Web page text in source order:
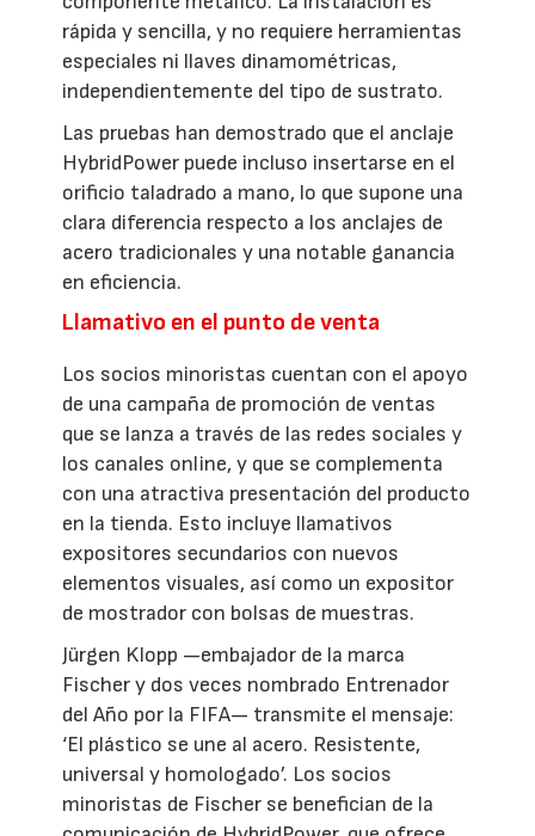
rápida y sencilla, y no requiere herramientas
especiales ni llaves dinamométricas,
independientemente del tipo de sustrato.
Las pruebas han demostrado que el anclaje
HybridPower puede incluso insertarse en el
orificio taladrado a mano, lo que supone una
clara diferencia respecto a los anclajes de
acero tradicionales y una notable ganancia
en eficiencia.
Llamativo en el punto de venta
Los socios minoristas cuentan con el apoyo
de una campaña de promoción de ventas
que se lanza a través de las redes sociales y
los canales online, y que se complementa
con una atractiva presentación del producto
en la tienda. Esto incluye llamativos
expositores secundarios con nuevos
elementos visuales, así como un expositor
de mostrador con bolsas de muestras.
Jürgen Klopp —embajador de la marca
Fischer y dos veces nombrado Entrenador
del Año por la FIFA— transmite el mensaje:
‘El plástico se une al acero. Resistente,
universal y homologado’. Los socios
minoristas de Fischer se benefician de la